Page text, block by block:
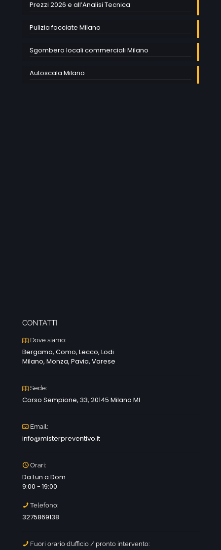
Prezzi 2026 e all’Analisi Tecnica
Pulizia facciate Milano
Sgombero locali commerciali Milano
Autoscala Milano
CONTATTI
Dove siamo:
Bergamo, Como, Lecco, Lodi
Milano, Monza, Pavia, Varese
Sede:
Corso Sempione, 33, 20145 Milano MI
Email:
info@misterpreventivo.it
Orari:
Da Lun a Dom
9:00 - 19:00
Telefono:
3275869138
Fuori orario d’ufficio / pronto intervento: